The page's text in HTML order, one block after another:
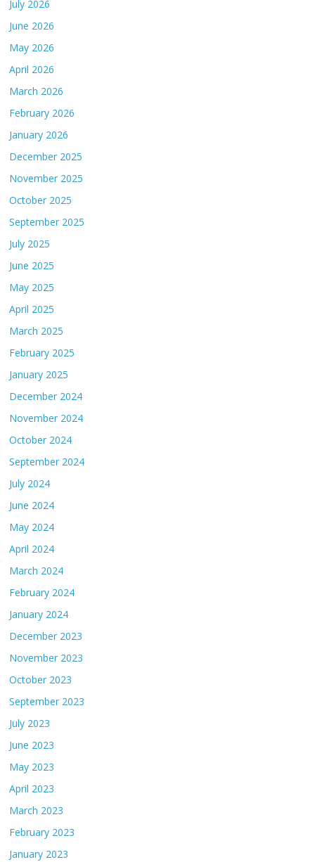
July 2026
June 2026
May 2026
April 2026
March 2026
February 2026
January 2026
December 2025
November 2025
October 2025
September 2025
July 2025
June 2025
May 2025
April 2025
March 2025
February 2025
January 2025
December 2024
November 2024
October 2024
September 2024
July 2024
June 2024
May 2024
April 2024
March 2024
February 2024
January 2024
December 2023
November 2023
October 2023
September 2023
July 2023
June 2023
May 2023
April 2023
March 2023
February 2023
January 2023